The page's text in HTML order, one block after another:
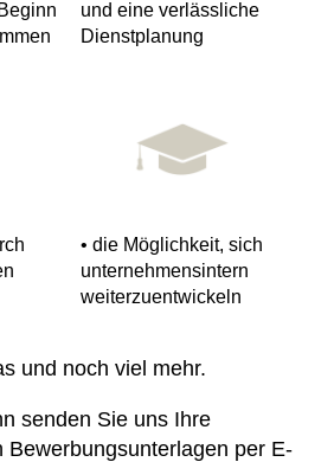
und eine verlässliche
Dienstplanung
• die Möglichkeit, sich
unternehmensintern
weiterzuentwickeln
und noch viel mehr.
senden Sie uns Ihre
Bewerbungsunterlagen per E-